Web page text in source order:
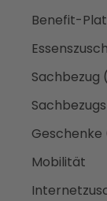
Benefit-
Sachbezug
Geschenke
Mobilität